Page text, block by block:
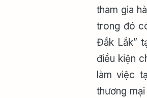
tham gia
trong đó
Đắk Lắk”
điều kiện
làm việc
thương